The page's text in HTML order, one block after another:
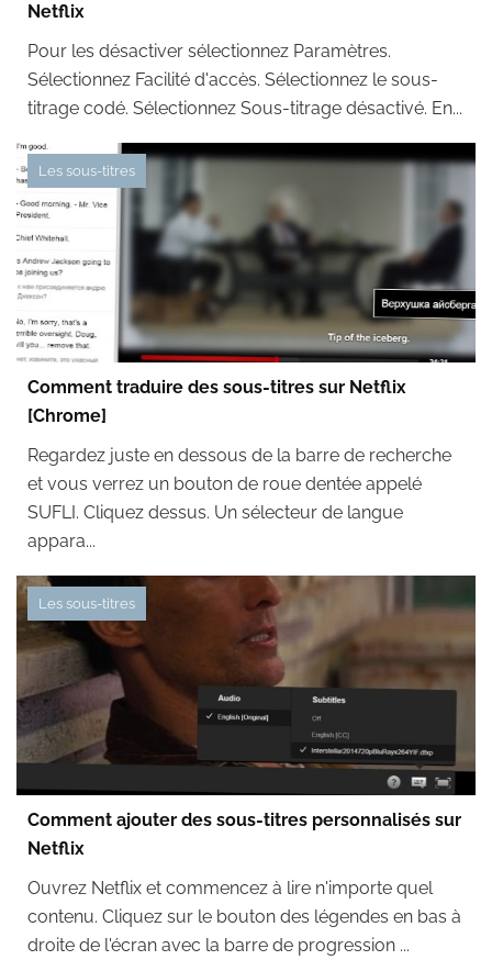
Netflix
Pour les désactiver sélectionnez Paramètres.
Sélectionnez Facilité d'accès. Sélectionnez le sous-
titrage codé. Sélectionnez Sous-titrage désactivé. En...
Les sous-titres
Comment traduire des sous-titres sur Netflix
[Chrome]
Regardez juste en dessous de la barre de recherche
et vous verrez un bouton de roue dentée appelé
SUFLI. Cliquez dessus. Un sélecteur de langue
appara...
Les sous-titres
Comment ajouter des sous-titres personnalisés sur
Netflix
Ouvrez Netflix et commencez à lire n'importe quel
contenu. Cliquez sur le bouton des légendes en bas à
droite de l'écran avec la barre de progression ...